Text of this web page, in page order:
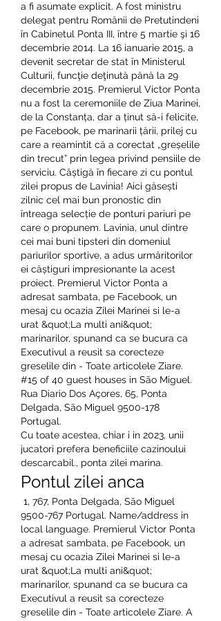
a fi asumate explicit. A fost ministru
delegat pentru Românii de Pretutindeni
în Cabinetul Ponta III, între 5 martie şi 16
decembrie 2014. La 16 ianuarie 2015, a
devenit secretar de stat în Ministerul
Culturii, funcţie deţinută până la 29
decembrie 2015. Premierul Victor Ponta
nu a fost la ceremoniile de Ziua Marinei,
de la Constanța, dar a ținut să-i felicite,
pe Facebook, pe marinarii țării, prilej cu
care a reamintit că a corectat „greșelile
din trecut” prin legea privind pensiile de
serviciu. Câștigă în fiecare zi cu pontul
zilei propus de Lavinia! Aici găsești
zilnic cel mai bun pronostic din
întreaga selecție de ponturi pariuri pe
care o propunem. Lavinia, unul dintre
cei mai buni tipsteri din domeniul
pariurilor sportive, a adus urmăritorilor
ei câștiguri impresionante la acest
proiect. Premierul Victor Ponta a
adresat sambata, pe Facebook, un
mesaj cu ocazia Zilei Marinei si le-a
urat &quot;La multi ani&quot;
marinarilor, spunand ca se bucura ca
Executivul a reusit sa corecteze
greselile din - Toate articolele Ziare.
#15 of 40 guest houses in São Miguel.
Rua Diario Dos Açores, 65, Ponta
Delgada, São Miguel 9500-178
Portugal.
Cu toate acestea, chiar i in 2023, unii
jucatori prefera beneficiile cazinoului
descarcabil., ponta zilei marina.
Pontul zilei anca
9500-767 Portugal. Name/address in
local language. Premierul Victor Ponta
a adresat sambata, pe Facebook, un
mesaj cu ocazia Zilei Marinei si le-a
urat &quot;La multi ani&quot;
marinarilor, spunand ca se bucura ca
Executivul a reusit sa corecteze
greselile din - Toate articolele Ziare. A